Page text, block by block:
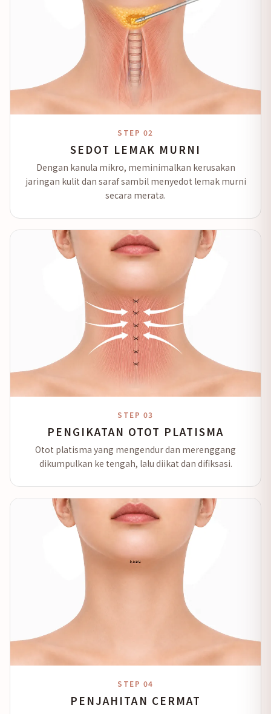
STEP 02
SEDOT LEMAK MURNI
Dengan kanula mikro, meminimalkan kerusakan
jaringan kulit dan saraf sambil menyedot lemak murni
secara merata.
STEP 03
PENGIKATAN OTOT PLATISMA
Otot platisma yang mengendur dan merenggang
dikumpulkan ke tengah, lalu diikat dan difiksasi.
STEP 04
PENJAHITAN CERMAT